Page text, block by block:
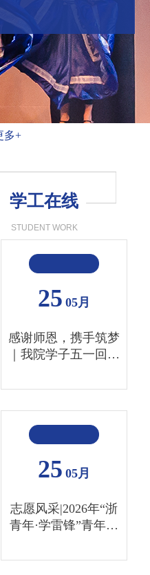
多+
学工在线
STUDENT WORK
25 05月
感谢师恩，携手筑梦
｜我院学子五一回访
25 05月
志愿风采|2026年“浙
青年·学雷锋”青年志
期）即将开课